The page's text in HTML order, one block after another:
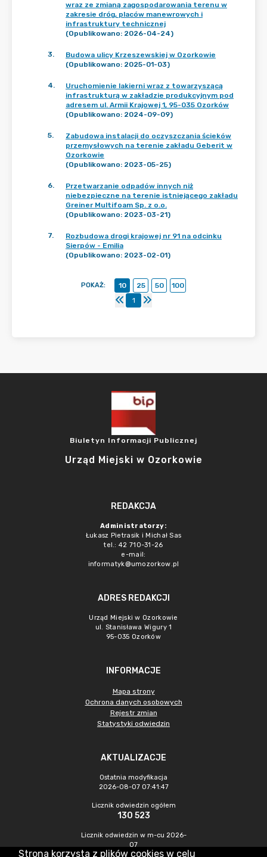
wraz ze zmianą zagospodarowania terenu w
zakresie dróg, placów manewrowych i
infrastruktury technicznej
(Opublikowano: 2026-04-24)
3.
Budowa ulicy Krzeszewskiej w Ozorkowie
(Opublikowano: 2025-01-03)
4.
Uruchomienie lakierni wraz z towarzyszącą
infrastrukturą w zakładzie produkcyjnym pod
adresem ul. Armii Krajowej 1, 95-035 Ozorków
(Opublikowano: 2024-09-09)
5.
Zabudowa instalacji do oczyszczania ścieków
przemysłowych na terenie zakładu Geberit w
Ozorkowie
(Opublikowano: 2023-05-25)
6.
Przetwarzanie odpadów innych niż
niebezpieczne na terenie istniejącego zakładu
Greiner Multifoam Sp. z o.o.
(Opublikowano: 2023-03-21)
7.
Rozbudowa drogi krajowej nr 91 na odcinku
Sierpów - Emilia
(Opublikowano: 2023-02-01)
POKAŻ: 10 25 50
100
1
Biuletyn Informacji Publicznej
Urząd Miejski w Ozorkowie
REDAKCJA
Administratorzy:
Łukasz Pietrasik i Michał Sas
tel.: 42 710-31-26
e-mail:
informatyk@umozorkow.pl
ADRES REDAKCJI
Urząd Miejski w Ozorkowie
ul. Stanisława Wigury 1
95-035 Ozorków
INFORMACJE
Mapa strony
Ochrona danych osobowych
Rejestr zmian
Statystyki odwiedzin
AKTUALIZACJE
Ostatnia modyfikacja
2026-08-07 07:41:47
Licznik odwiedzin ogółem
130 523
Licznik odwiedzin w m-cu 2026-
07
253
Strona korzysta z plików cookies w celu